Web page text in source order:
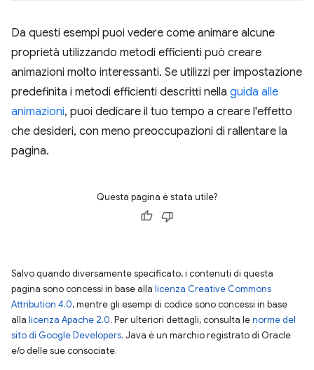
Da questi esempi puoi vedere come animare alcune
proprietà utilizzando metodi efficienti può creare
animazioni molto interessanti. Se utilizzi per impostazione
predefinita i metodi efficienti descritti nella guida alle
animazioni, puoi dedicare il tuo tempo a creare l'effetto
che desideri, con meno preoccupazioni di rallentare la
pagina.
Questa pagina è stata utile?
Salvo quando diversamente specificato, i contenuti di questa
pagina sono concessi in base alla licenza Creative Commons
Attribution 4.0, mentre gli esempi di codice sono concessi in base
alla licenza Apache 2.0. Per ulteriori dettagli, consulta lenorme del
sito di Google Developers. Java è un marchio registrato di Oracle
e/o delle sue consociate.